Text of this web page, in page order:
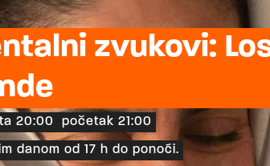
zvukovi:
20:00 početak 21:00
danom od 17 h do ponoći.